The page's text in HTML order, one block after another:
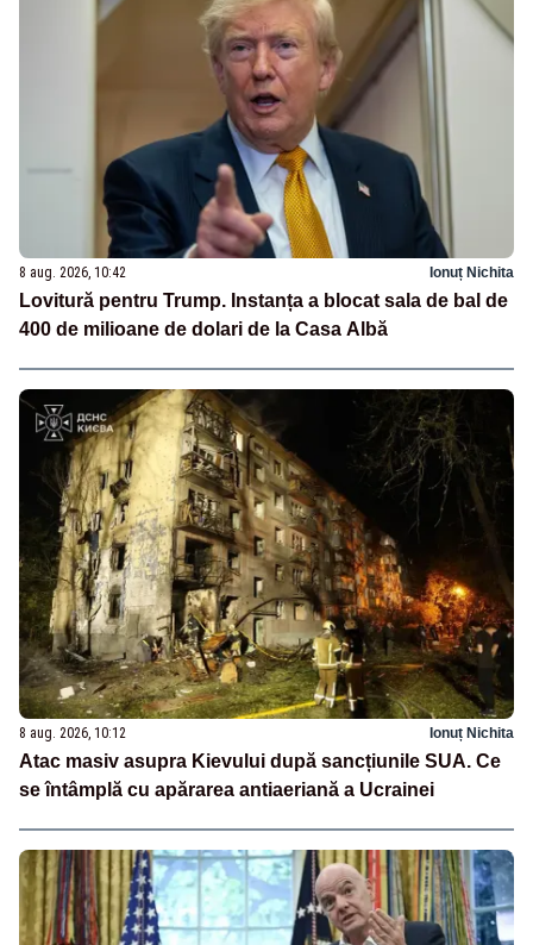
8 aug. 2026, 10:42 Ionuț Nichita
Lovitură pentru Trump. Instanța a blocat sala de bal de
400 de milioane de dolari de la Casa Albă
8 aug. 2026, 10:12 Ionuț Nichita
Atac masiv asupra Kievului după sancțiunile SUA. Ce
se întâmplă cu apărarea antiaeriană a Ucrainei